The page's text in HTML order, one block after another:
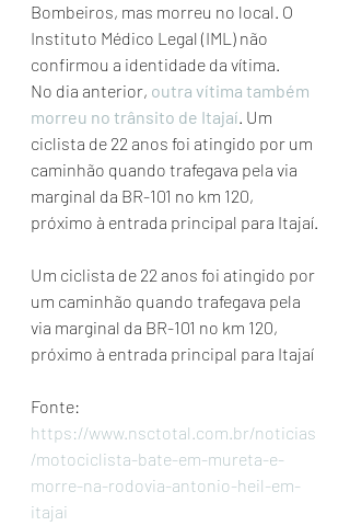
Bombeiros, mas morreu no local. O
Instituto Médico Legal (IML) não
confirmou a identidade da vítima.
No dia anterior, outra vítima também
morreu no trânsito de Itajaí. Um
ciclista de 22 anos foi atingido por um
caminhão quando trafegava pela via
marginal da BR-101 no km 120,
próximo à entrada principal para Itajaí.
Um ciclista de 22 anos foi atingido por
um caminhão quando trafegava pela
via marginal da BR-101 no km 120,
próximo à entrada principal para Itajaí
Fonte:
https://www.nsctotal.com.br/noticias
/motociclista-bate-em-mureta-e-
morre-na-rodovia-antonio-heil-em-
itajai